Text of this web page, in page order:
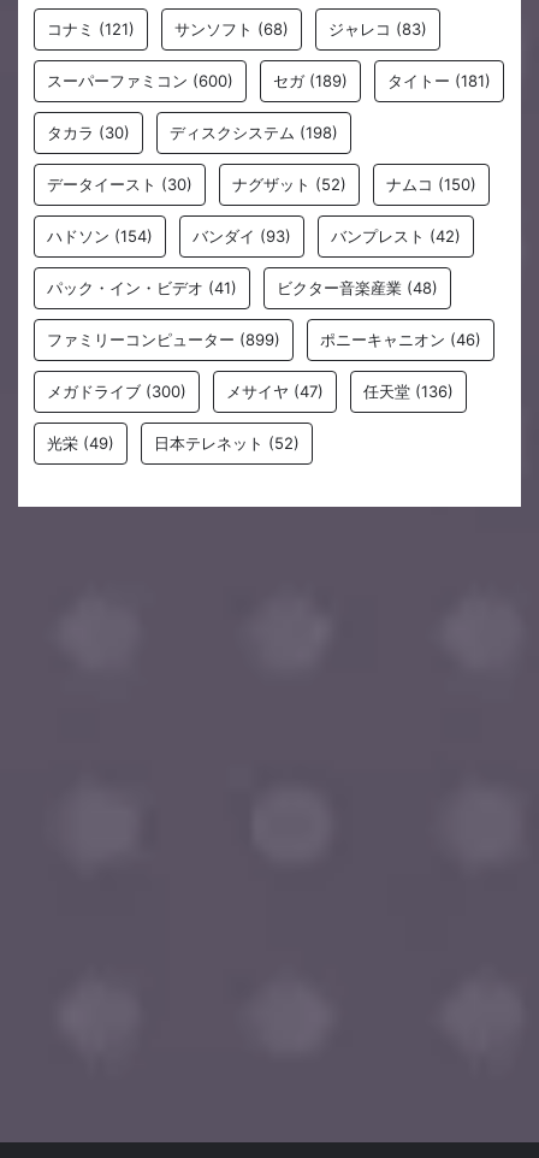
コナミ (121) サンソフト (68) ジャレコ (83)
スーパーファミコン (600) セガ(189) タイトー (181)
タカラ (30) ディスクシステム (198)
データイースト (30) ナグザット (52) ナムコ (150)
ハドソン (154) バンダイ (93) バンプレスト (42)
パック・イン・ビデオ (41) ビクター音楽産業 (48)
ファミリーコンピューター (899) ポニーキャニオン (46)
メガドライブ (300) メサイヤ (47) 任天堂 (136)
光栄 (49) 日本テレネット (52)